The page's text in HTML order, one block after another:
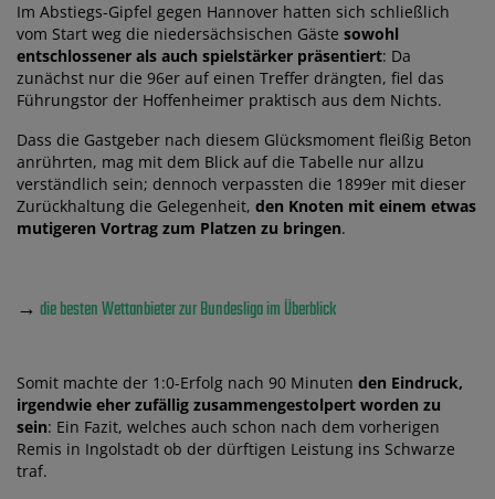
Im Abstiegs-Gipfel gegen Hannover hatten sich schließlich
vom Start weg die niedersächsischen Gäste sowohl
entschlossener als auch spielstärker präsentiert: Da
zunächst nur die 96er auf einen Treffer drängten, fiel das
Führungstor der Hoffenheimer praktisch aus dem Nichts.
Dass die Gastgeber nach diesem Glücksmoment fleißig Beton
anrührten, mag mit dem Blick auf die Tabelle nur allzu
verständlich sein; dennoch verpassten die 1899er mit dieser
Zurückhaltung die Gelegenheit, den Knoten mit einem etwas
mutigeren Vortrag zum Platzen zu bringen.
→ die besten Wettanbieter zur Bundesliga im Überblick
Somit machte der 1:0-Erfolg nach 90 Minuten den Eindruck,
irgendwie eher zufällig zusammengestolpert worden zu
sein: Ein Fazit, welches auch schon nach dem vorherigen
Remis in Ingolstadt ob der dürftigen Leistung ins Schwarze
traf.